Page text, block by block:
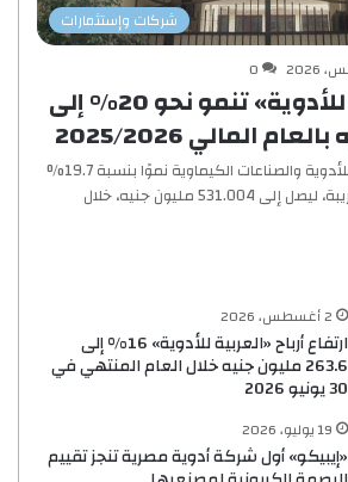
شركات وإستثمارات
0
أرباح «القاهرة للأدوية» تنمو نحو 20% إلى
حققت شركة القاهرة للأدوية والصناعات الكيماوية نموًا بنسبة 19.7%
في صافي الربح بعد الضريبة، ليصل إلى 531.004 مليون جنيه، خلال
2 أغسطس، 2026
ارتفاع أرباح «العربية للأدوية» 16% إلى
263.6 مليون جنيه خلال العام المنتهي في
30 يونيو 2026
19 يوليو، 2026
«إيبيكو» أول شركة أدوية مصرية تنجز تقييم